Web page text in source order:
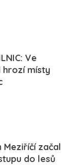
Ve
hrozí místy
Meziříčí začal
do lesů